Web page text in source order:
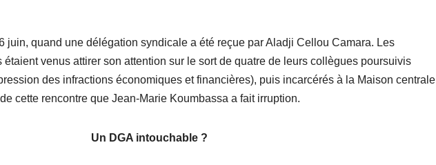
juin, quand une délégation syndicale a été reçue par Aladji Cellou Camara. Les
venus attirer son attention sur le sort de quatre de leurs collègues poursuivis
des infractions économiques et financières), puis incarcérés à la Maison centrale
cette rencontre que Jean-Marie Koumbassa a fait irruption.
Un DGA intouchable ?